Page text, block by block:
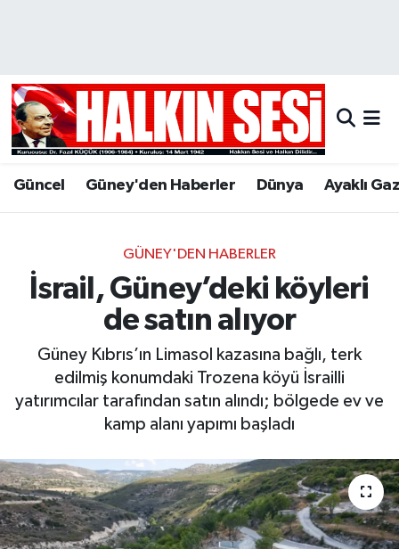
Güncel Güney'den Haberler Dünya Ayaklı
GÜNEY'DEN HABERLER
İsrail, Güney’deki köyleri
de satın alıyor
Güney Kıbrıs’ın Limasol kazasına bağlı, terk
edilmiş konumdaki Trozena köyü İsrailli
yatırımcılar tarafından satın alındı; bölgede ev ve
kamp alanı yapımı başladı
Hava Durumu
Trafik Durumu
Tüm Manşetler
Son Dakika Haberleri